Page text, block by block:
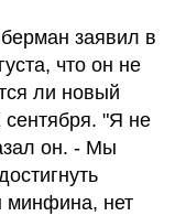
заявил в
что он не
ли новый
"Я не
он. - Мы
минфина, нет